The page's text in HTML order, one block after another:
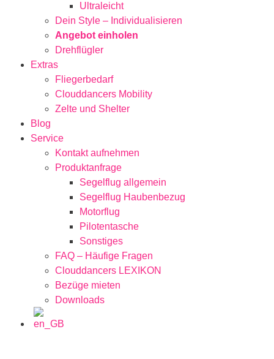
Ultraleicht
Dein Style – Individualisieren
Angebot einholen
Drehflügler
Extras
Fliegerbedarf
Clouddancers Mobility
Zelte und Shelter
Blog
Service
Kontakt aufnehmen
Produktanfrage
Segelflug allgemein
Segelflug Haubenbezug
Motorflug
Pilotentasche
Sonstiges
FAQ – Häufige Fragen
Clouddancers LEXIKON
Bezüge mieten
Downloads